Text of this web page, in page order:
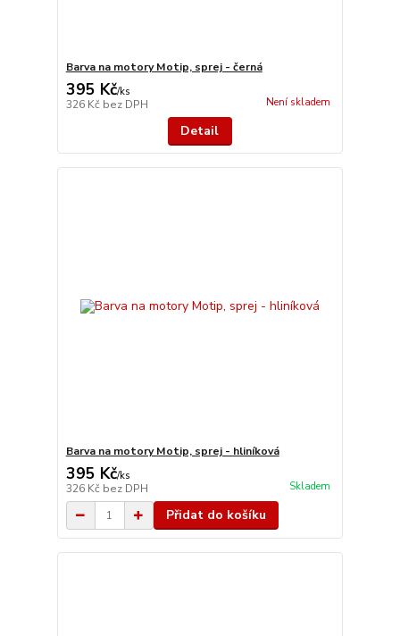
Barva na motory Motip, sprej - černá
395 Kč/ks
326 Kč bez DPH Není skladem
Detail
Barva na motory Motip, sprej - hliníková
395 Kč/ks
326 Kč bez DPH Skladem
Přidat do košíku